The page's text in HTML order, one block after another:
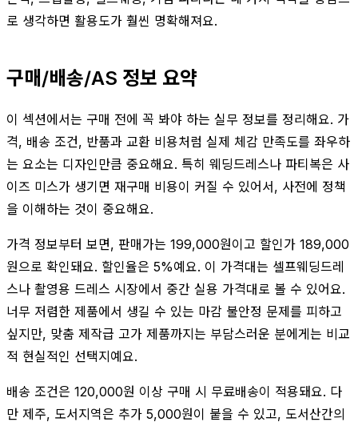
로 생각하면 활용도가 훨씬 명확해져요.
구매/배송/AS 정보 요약
이 섹션에서는 구매 전에 꼭 봐야 하는 실무 정보를 정리해요. 가
격, 배송 조건, 반품과 교환 비용처럼 실제 체감 만족도를 좌우하
는 요소는 디자인만큼 중요해요. 특히 웨딩드레스나 파티복은 사
이즈 미스가 생기면 재구매 비용이 커질 수 있어서, 사전에 정책
을 이해하는 것이 중요해요.
가격 정보부터 보면, 판매가는 199,000원이고 할인가 189,000
원으로 확인돼요. 할인율은 5%예요. 이 가격대는 셀프웨딩드레
스나 촬영용 드레스 시장에서 중간 실용 가격대로 볼 수 있어요.
너무 저렴한 제품에서 생길 수 있는 마감 불안정 문제를 피하고
싶지만, 맞춤 제작급 고가 제품까지는 부담스러운 분에게는 비교
적 현실적인 선택지예요.
배송 조건은 120,000원 이상 구매 시 무료배송이 적용돼요. 다
만 제주, 도서지역은 추가 5,000원이 붙을 수 있고, 도서산간의